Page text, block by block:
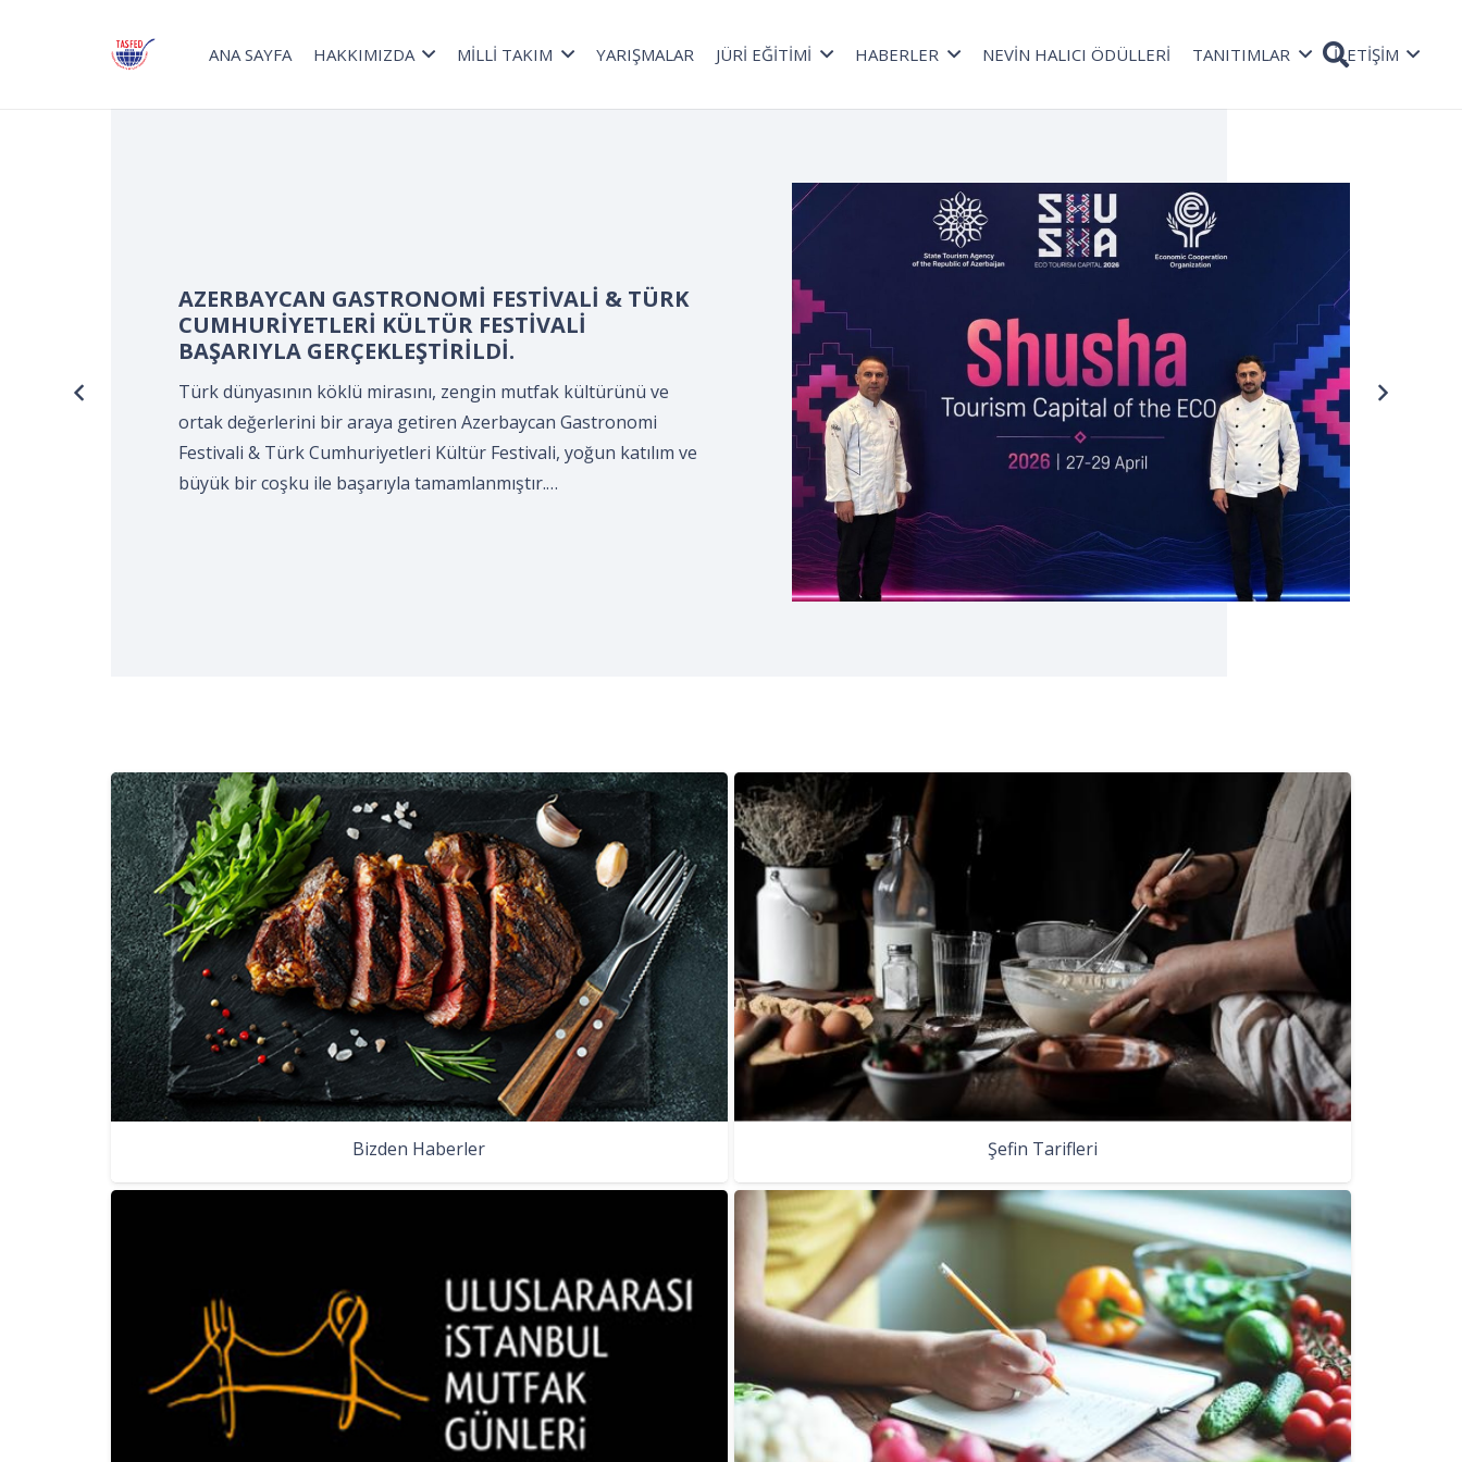
ANA SAYFA HAKKIMIZDA MİLLİ TAKIM YARIŞMALAR JÜRİ EĞİTİMİ HABERLER NEVİN HALICI ÖDÜLLERİ TANITIMLAR İLETİŞİM
Devir Teslim ve Önlük Bağlama Programı*,
Kocaeli Süleyman Demirel Kültür Merkezi’nde,
KOCAELİ Aşçılar ve Turizmciler Derneği
tarafından gerçekleştirildi.
Turizm Haftası kapsamında düzenlenen *Kepçe Devir Teslim ve
Önlük Bağlama Programı*, Kocaeli Süleyman Demirel Kültür
Merkezi’nde, Kocaeli Aşçılar ve Turizmciler Derneği tarafından
gerçekleştirildi. Kocaeli Aşçılar ve Turizmciler Derneği; coğrafi
Bizden Haberler Şefin Tarifleri